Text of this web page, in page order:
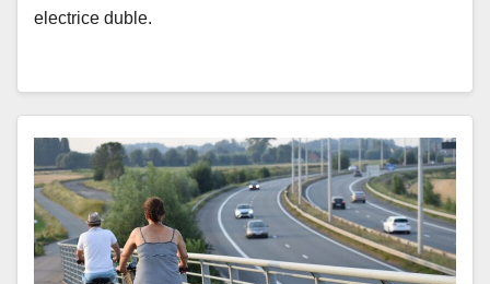
electrice duble.